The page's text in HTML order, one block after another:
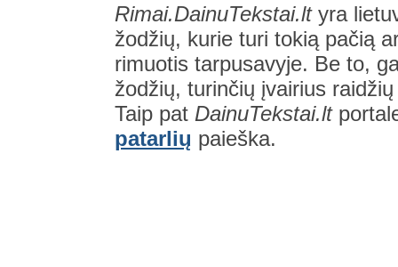
Rimai.DainuTekstai.ltyra
žodžių, kurie turi tokią pačią
rimuotis tarpusavyje. Be to,
žodžių, turinčių įvairius
Taip pat DainuTekstai.lt
patarlių paieška.